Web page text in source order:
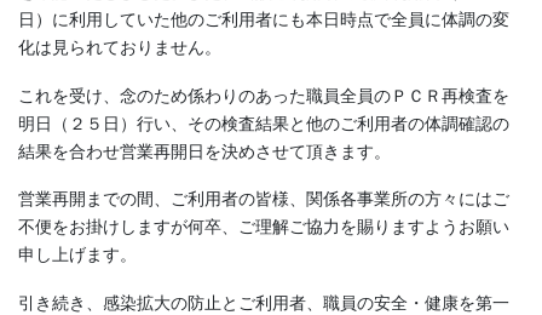
日）に利用していた他のご利用者にも本日時点で全員に体調の変
化は見られておりません。
これを受け、念のため係わりのあった職員全員のＰＣＲ再検査を
明日（２５日）行い、その検査結果と他のご利用者の体調確認の
結果を合わせ営業再開日を決めさせて頂きます。
営業再開までの間、ご利用者の皆様、関係各事業所の方々にはご
不便をお掛けしますが何卒、ご理解ご協力を賜りますようお願い
申し上げます。
引き続き、感染拡大の防止とご利用者、職員の安全・健康を第一